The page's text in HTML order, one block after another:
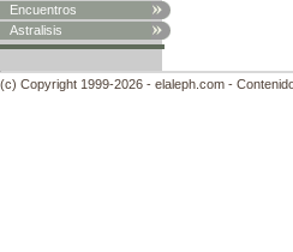
Encuentros
Astralisis
(c) Copyright 1999-2026 - elaleph.com -